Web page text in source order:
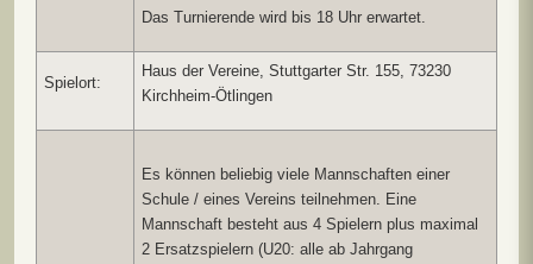
Das Turnierende wird bis 18 Uhr erwartet.
Spielort:
Haus der Vereine, Stuttgarter Str. 155, 73230
Kirchheim-Ötlingen
Es können beliebig viele Mannschaften einer
Schule / eines Vereins teilnehmen. Eine
Mannschaft besteht aus 4 Spielern plus maximal
2 Ersatzspielern (U20: alle ab Jahrgang